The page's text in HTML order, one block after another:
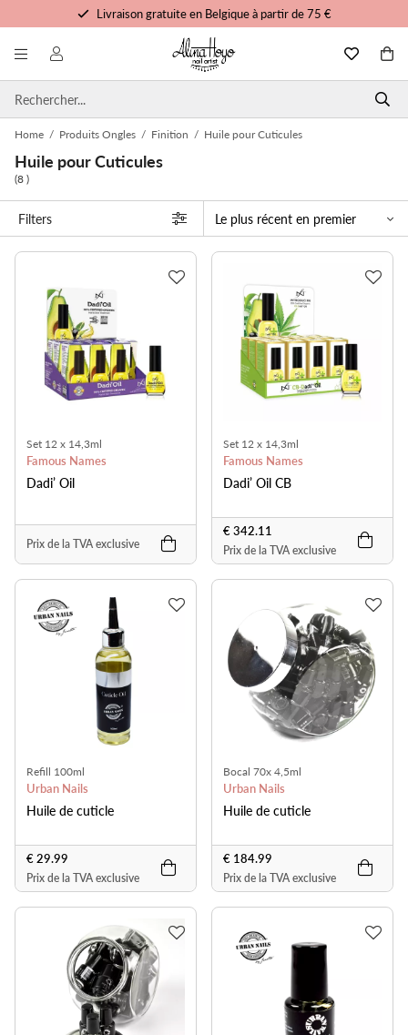
Livraison gratuite en Belgique à partir de 75 €
Formation et tutoriels gratuits
Commandé avant 15h00, expédié aujourd'hui
Home / Produits Ongles / Finition / Huile pour Cuticules
Huile pour Cuticules
(8 )
Filters
Set 12 x 14,3ml
Famous Names
Dadi’ Oil
Prix de la TVA exclusive
Set 12 x 14,3ml
Famous Names
Dadi’ Oil CB
€ 342.11
Prix de la TVA exclusive
Refill 100ml
Urban Nails
Huile de cuticle
€ 29.99
Prix de la TVA exclusive
Bocal 70x 4,5ml
Urban Nails
Huile de cuticle
€ 184.99
Prix de la TVA exclusive